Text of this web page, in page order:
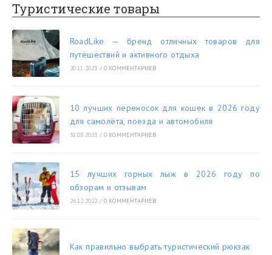
Туристические товары
RoadLike — бренд отличных товаров для
путешествий и активного отдыха
20.11.2023 / 0 КОММЕНТАРИЕВ
10 лучших переносок для кошек в 2026 году
для самолёта, поезда и автомобиля
31.03.2023 / 0 КОММЕНТАРИЕВ
15 лучших горных лыж в 2026 году по
обзорам и отзывам
26.12.2022 / 0 КОММЕНТАРИЕВ
Как правильно выбрать туристический рюкзак